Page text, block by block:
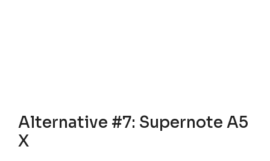
Alternative #7: Supernote A5
X